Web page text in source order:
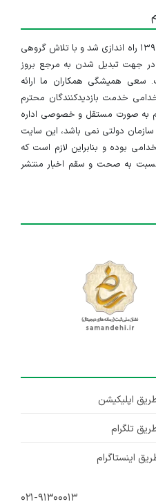
سایت ایران استخدام در تاریخ ۱۳۹۱/۱/۱۰ راه اندازی شد و با تلاش گروهی
در جهت تبدیل شدن به مرجع بروز
سعی همیشگی همکاران ما ارائه
خدمت بازدیدکنندگان محترم
به صورت مستقل و خصوصی اداره
دولتی نمی باشد، این سایت
بوده و بنابراین لازم است که
به صحت و سقم اخبار منتشر
اپلیکیشن
تلگرام
اینستاگرام
۰۲۱-۹۱۳۰۰۰۱۳